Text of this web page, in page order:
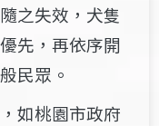
之失效，犬隻
先，再依序開
民眾。
如桃園市政府